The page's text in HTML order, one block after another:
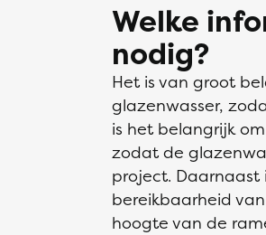
Welke
nodig?
Het is van groot
glazenwasser,
is het belangrijk
zodat de
project.
bereikbaarheid
hoogte van de